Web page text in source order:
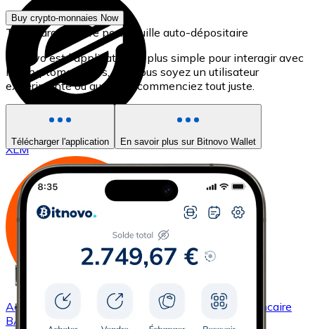
Acheter Stellaravec virement bancaire
XLM
Acheter Basic Attention Tokenavec virement bancaire
BAT
Buy crypto-monnaies Now
Téléchargez notre portefeuille auto-dépositaire
Bitnovo est l'application la plus simple pour interagir avec
les cryptomonnaies, que vous soyez un utilisateur
expérimenté ou que vous commenciez tout juste.
Télécharger l'application En savoir plus sur Bitnovo Wallet